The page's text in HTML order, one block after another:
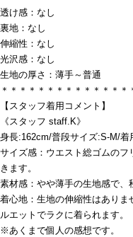
透け感：なし
裏地：なし
伸縮性：なし
光沢感：なし
生地の厚さ：薄手～普通
＊＊＊＊＊＊＊＊＊＊＊＊＊＊
【スタッフ着用コメント】
《スタッフ staff.K》
身長:162cm/普段サイズ:S-M/着
サイズ感：ウエスト総ゴムの
きます。
素材感：やや薄手の生地感で、
着心地：生地の伸縮性はあり
ルエットでラクに着られます。
※あくまで個人の感想です。